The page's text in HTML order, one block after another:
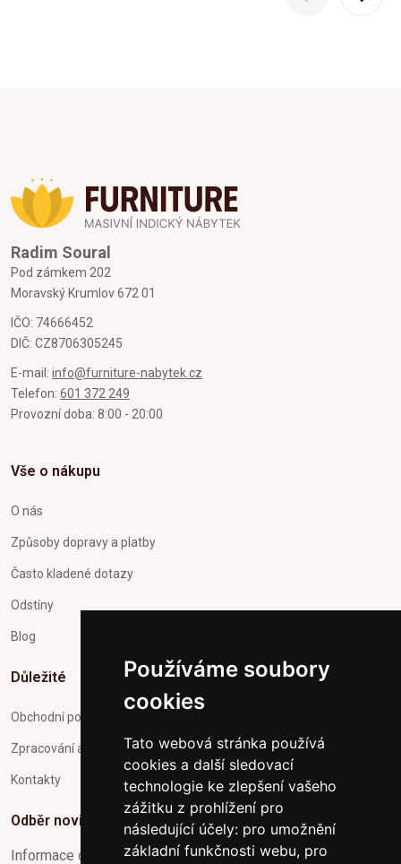
Používáme soubory
cookies
Tato webová stránka používá
cookies a další sledovací
technologie ke zlepšení vašeho
zážitku z prohlížení pro
následující účely: pro umožnění
základní funkčnosti webu, pro
Radim Soural
Pod zámkem 202
Moravský Krumlov 672 01
IČO: 74666452
DIČ: CZ8706305245
E-mail: info@furniture-nabytek.cz
Telefon: 601 372 249
Provozní doba: 8:00 - 20:00
Vše o nákupu
O nás
Způsoby dopravy a platby
Často kladené dotazy
Odstíny
Blog
Důležité
Obchodní podmínky
Zpracování a ochrana osobních údajů
Kontakty
Odběr novinek
Informace o Novinkách a užitečné rady max. 1x za týden